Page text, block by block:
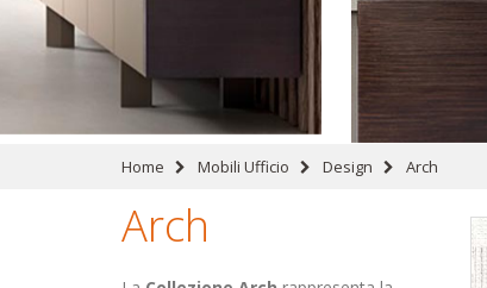
Home Mobili Ufficio Design Arch
Arch